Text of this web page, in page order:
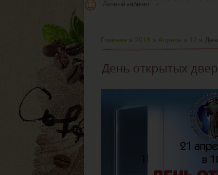
Личный кабинет
Главная » 2018 » Апрель » 12 »
День открытых